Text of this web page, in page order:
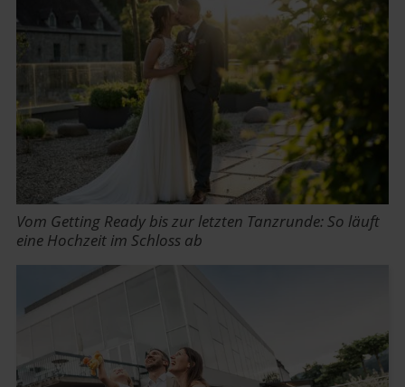
Vom Getting Ready bis zur letzten Tanzrunde: So läuft
eine Hochzeit im Schloss ab